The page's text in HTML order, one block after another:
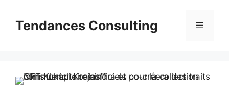
contenuTendances Consulting Menu